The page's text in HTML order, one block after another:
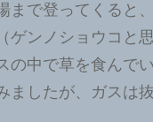
まで登ってくると
ゲンノショウコと
の中で草を食んで
ましたが、ガスは